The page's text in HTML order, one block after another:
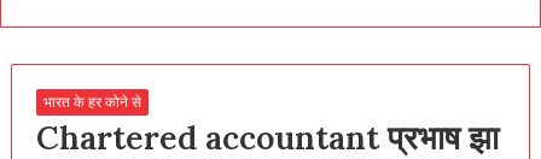
भारत के हर कोने से
Chartered accountant प्रभाष झा